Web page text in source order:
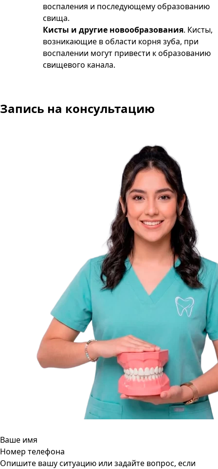
воспаления и последующему образованию
свища.
Кисты и другие новообразования. Кисты,
возникающие в области корня зуба, при
воспалении могут привести к образованию
свищевого канала.
Запись на консультацию
Ваше имя
Номер телефона
Опишите вашу ситуацию или задайте вопрос, если